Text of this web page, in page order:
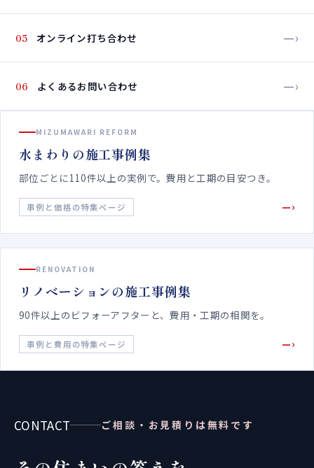
05 オンライン打ち合わせ —›
06 よくあるお問い合わせ —›
MIZUMAWARI REFORM
水まわりの施工事例集
部位ごとに110件以上の実例で。費用と工期の目安つき。
事例と価格の特集ページ —›
RENOVATION
リノベーションの施工事例集
90件以上のビフォーアフターと、費用・工期の相関を。
事例と費用の特集ページ —›
CONTACT ご相談・お見積りは無料です